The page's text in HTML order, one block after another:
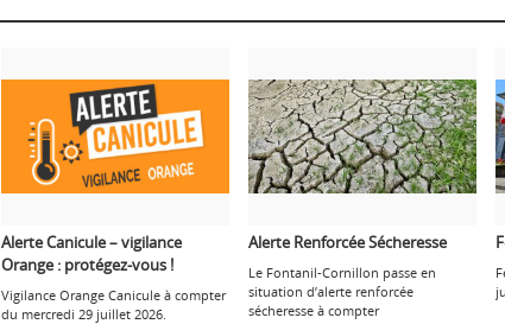
Alerte Canicule – vigilance
Orange : protégez-vous !
Vigilance Orange Canicule à compter
du mercredi 29 juillet 2026.
Alerte Renforcée Sécheresse
Le Fontanil-Cornillon passe en
situation d’alerte renforcée
sécheresse à compter